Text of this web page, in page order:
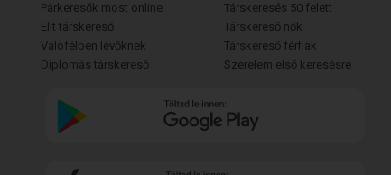
Párkeresők most online
Elit társkereső
Válófélben lévőknek
Diplomás társkereső
Társkeresés 50 felett
Társkereső nők
Társkereső férfiak
Szerelem első keresésre